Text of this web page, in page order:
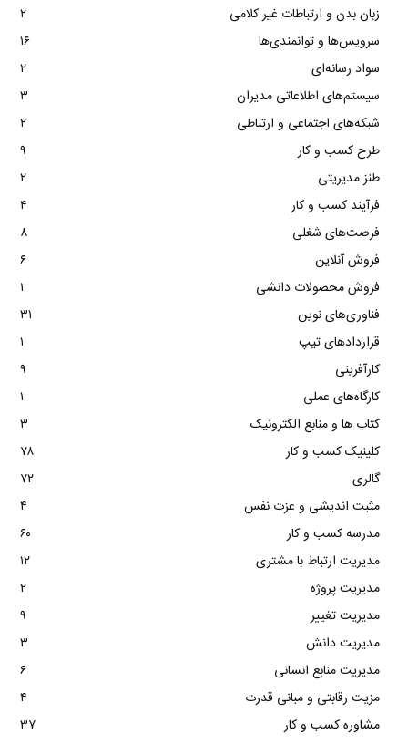
زبان بدن و ارتباطات غیر کلامی
۲
سرویس‌ها و توانمندی‌ها
۱۶
سواد رسانه‌ای
۲
سیستم‌های اطلاعاتی مدیران
۳
شبکه‌های اجتماعی و ارتباطی
۲
طرح کسب و کار
۹
طنز مدیریتی
۲
فرآیند کسب و کار
۴
فرصت‌های شغلی
۸
فروش آنلاین
۶
فروش محصولات دانشی
۱
فناوری‌های نوین
۳۱
قراردادهای تیپ
۱
کارآفرینی
۹
کارگاه‌های عملی
۱
کتاب ها و منابع الکترونیک
۳
کلینیک کسب و کار
۷۸
گالری
۷۲
مثبت اندیشی و عزت نفس
۴
مدرسه کسب و کار
۶۰
مدیریت ارتباط با مشتری
۱۲
مدیریت پروژه
۲
مدیریت تغییر
۹
مدیریت دانش
۳
مدیریت منابع انسانی
۶
مزیت رقابتی و مبانی قدرت
۴
مشاوره کسب و کار
۳۷